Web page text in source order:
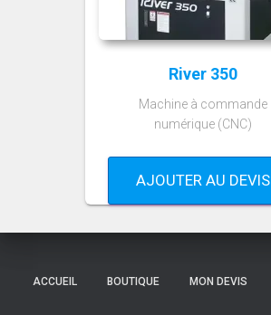
River 350
Machine à commande
numérique (CNC)
AJOUTER AU DEVIS
ACCUEIL BOUTIQUE MON DEVIS